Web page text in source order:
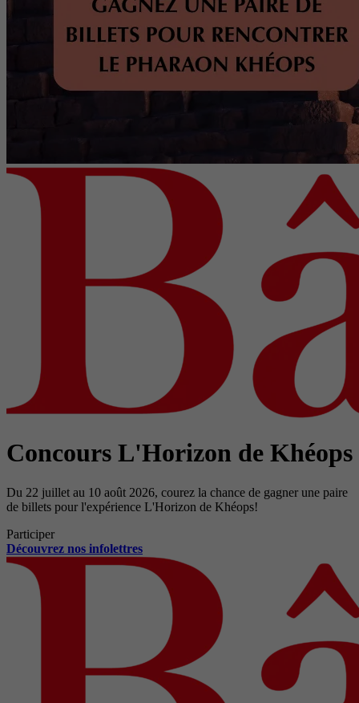
Concours L'Horizon de Khéops
Du 22 juillet au 10 août 2026, courez la chance de gagner une paire
de billets pour l'expérience L'Horizon de Khéops!
Participer
Découvrez nos infolettres